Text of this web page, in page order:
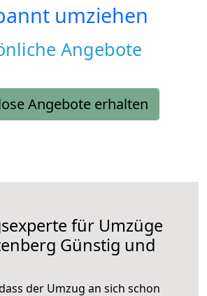
umziehen
Angebote
Angebote erhalten
für Umzüge
Günstig und
der Umzug an sich schon